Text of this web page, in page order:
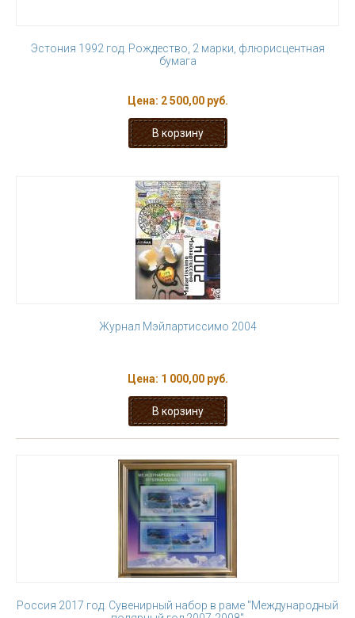
Эстония 1992 год. Рождество, 2 марки, флюрисцентная
бумага
Цена: 2 500,00 руб.
Журнал Мэйлартиссимо 2004
Цена: 1 000,00 руб.
Россия 2017 год. Сувенирный набор в раме "Международный